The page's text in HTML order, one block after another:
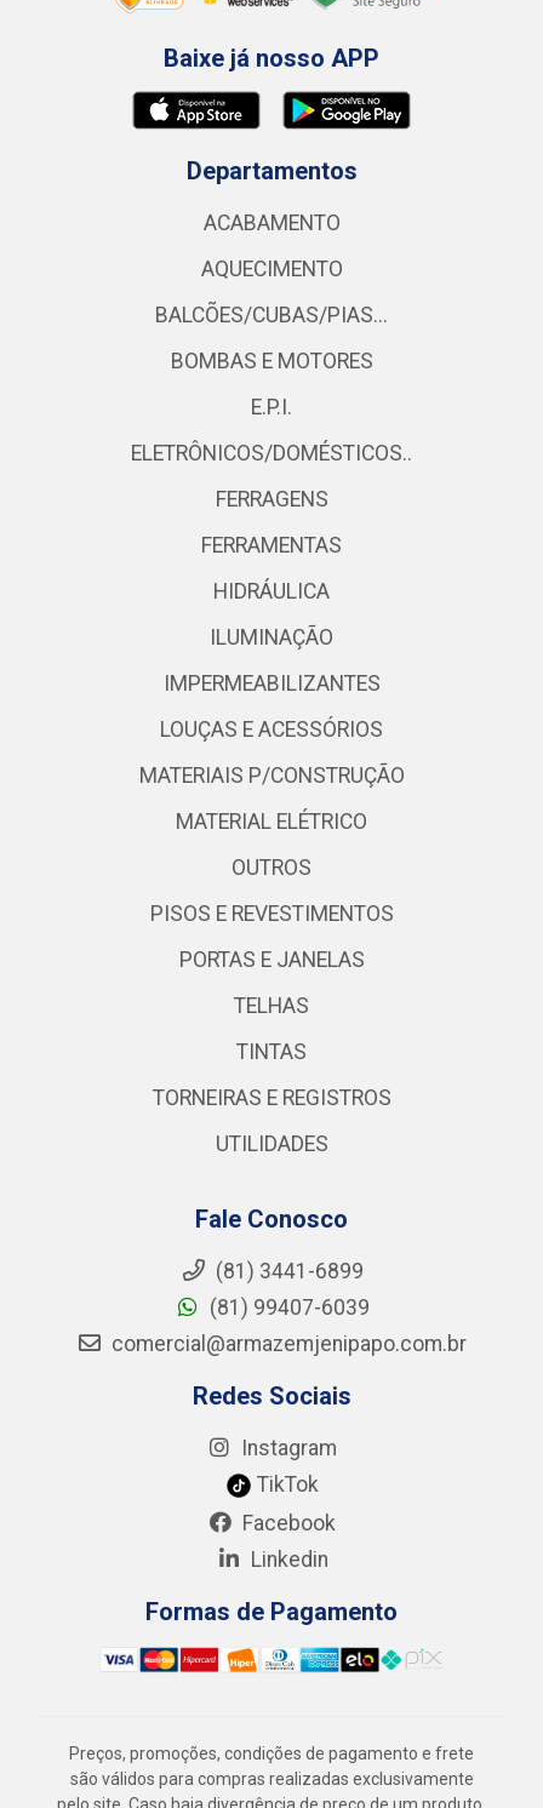
Baixe já nosso APP
Departamentos
ACABAMENTO
AQUECIMENTO
BALCÕES/CUBAS/PIAS...
BOMBAS E MOTORES
E.P.I.
ELETRÔNICOS/DOMÉSTICOS..
FERRAGENS
FERRAMENTAS
HIDRÁULICA
ILUMINAÇÃO
IMPERMEABILIZANTES
LOUÇAS E ACESSÓRIOS
MATERIAIS P/CONSTRUÇÃO
MATERIAL ELÉTRICO
OUTROS
PISOS E REVESTIMENTOS
PORTAS E JANELAS
TELHAS
TINTAS
TORNEIRAS E REGISTROS
UTILIDADES
Fale Conosco
(81) 3441-6899
(81) 99407-6039
comercial@armazemjenipapo.com.br
Redes Sociais
Instagram
TikTok
Facebook
Linkedin
Formas de Pagamento
Preços, promoções, condições de pagamento e frete
são válidos para compras realizadas exclusivamente